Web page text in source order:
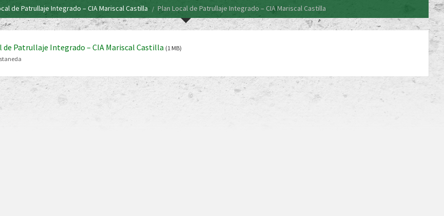
de Patrullaje Integrado – CIA Mariscal Castilla Plan Local de Patrullaje Integrado – CIA Mariscal Castilla
de Patrullaje Integrado – CIA Mariscal Castilla (1 MB)